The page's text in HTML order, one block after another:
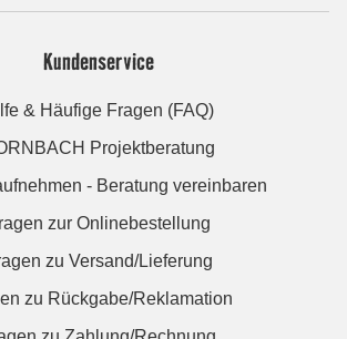
Kundenservice
& Häufige Fragen (FAQ)
Projektberatung
- Beratung vereinbaren
zur Onlinebestellung
zu Versand/Lieferung
zu Rückgabe/Reklamation